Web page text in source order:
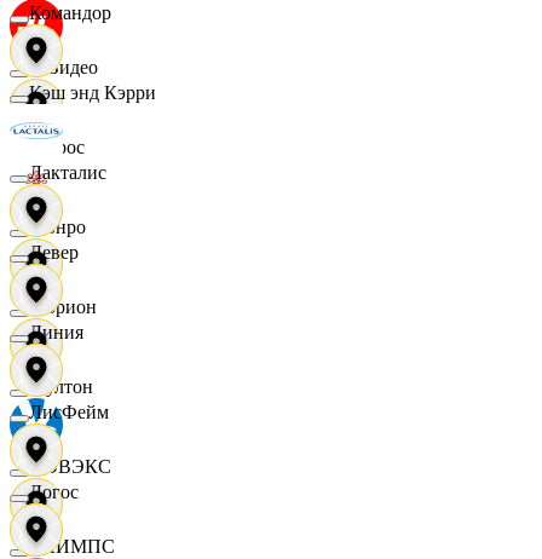
МВидео
Мирос
Монро
Морион
Мултон
НОВЭКС
ОЛИМПС
Командор
Кэш энд Кэрри
Лакталис
Левер
Линия
ЛисФейм
Логос